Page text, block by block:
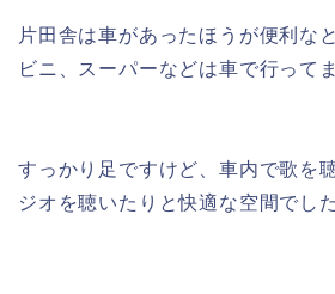
片田舎は車があったほうが便利な
ビニ、スーパーなどは車で行って
すっかり足ですけど、車内で歌を
ジオを聴いたりと快適な空間でした